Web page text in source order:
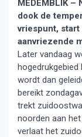
MEDEMBLIK –
dook de
vriespunt, start
aanvriezende
Later vandaag
wordt dan
bereikt
trekt
noorden aan
verlaat het